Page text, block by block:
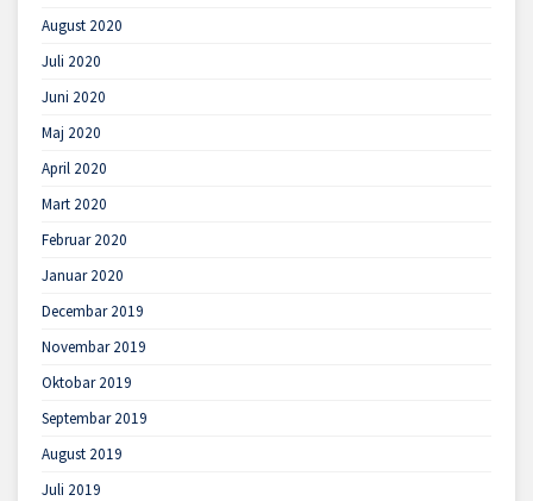
August 2020
Juli 2020
Juni 2020
Maj 2020
April 2020
Mart 2020
Februar 2020
Januar 2020
Decembar 2019
Novembar 2019
Oktobar 2019
Septembar 2019
August 2019
Juli 2019